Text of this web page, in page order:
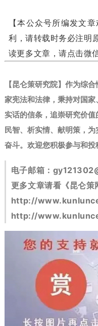
【本公众号所编发文
利，请转载时务必注明
读更多文章，请点击微
【昆仑策研究院】作为综
家宪法和法律，秉持对国
实话的信条，追崇研究价
民智、析实情、献明策，
奋斗。 欢迎您积极参与和投
电子邮箱：
更多文章请看《昆仑策
http://
http://